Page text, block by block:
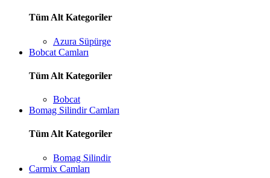
Tüm Alt Kategoriler
Azura Süpürge
Bobcat Camları
Tüm Alt Kategoriler
Bobcat
Bomag Silindir Camları
Tüm Alt Kategoriler
Bomag Silindir
Carmix Camları